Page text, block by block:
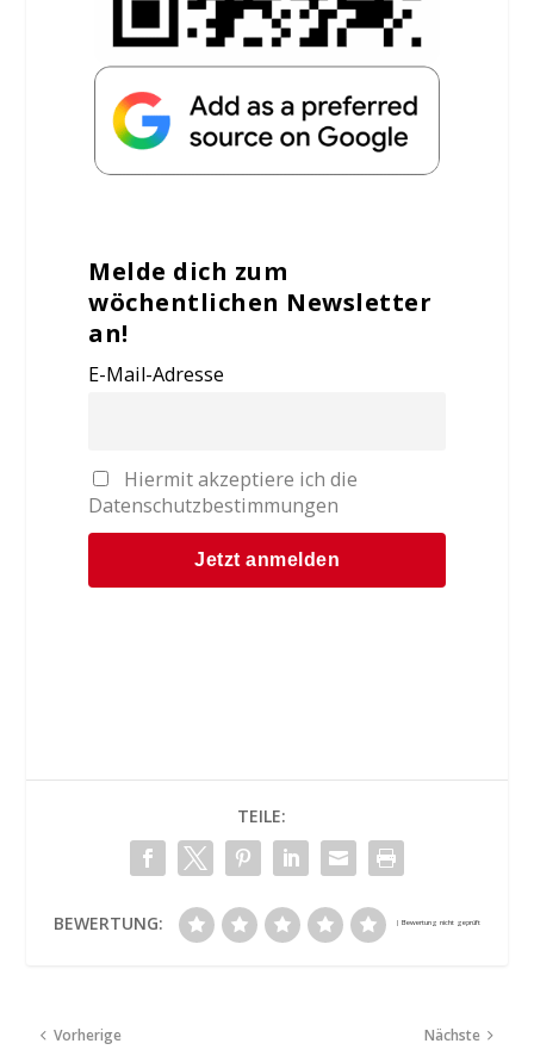
Melde dich zum
wöchentlichen Newsletter
an!
E-Mail-Adresse
Hiermit akzeptiere ich die
Datenschutzbestimmungen
TEILE:
BEWERTUNG:
Vorherige Nächste